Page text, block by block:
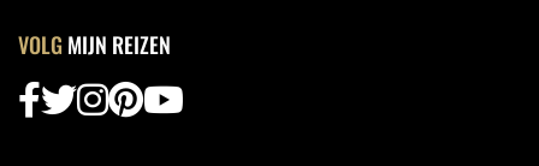
VOLGMIJN REIZEN